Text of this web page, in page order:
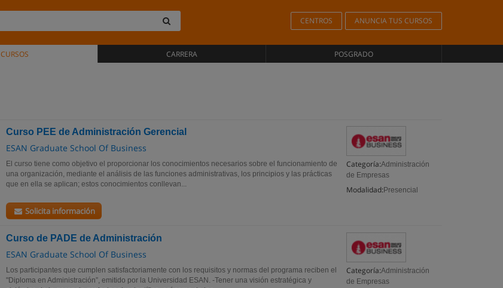
CENTROS ANUNCIA TUS CURSOS
CURSOS CARRERA POSGRADO
Curso PEE de Administración Gerencial
ESAN Graduate School Of Business
Categoría:Administración
de Empresas
Modalidad: Presencial
El curso tiene como objetivo el proporcionar los conocimientos necesarios sobre el funcionamiento de
una organización, mediante el análisis de las funciones administrativas, los principios y las prácticas
que en ella se aplican; estos conocimientos conllevan...
Solicita información
Curso de PADE de Administración
ESAN Graduate School Of Business
Categoría:Administración
de Empresas
Los participantes que cumplen satisfactoriamente con los requisitos y normas del programa reciben el
"Diploma en Administración”, emitido por la Universidad ESAN. -Tener una visión estratégica y